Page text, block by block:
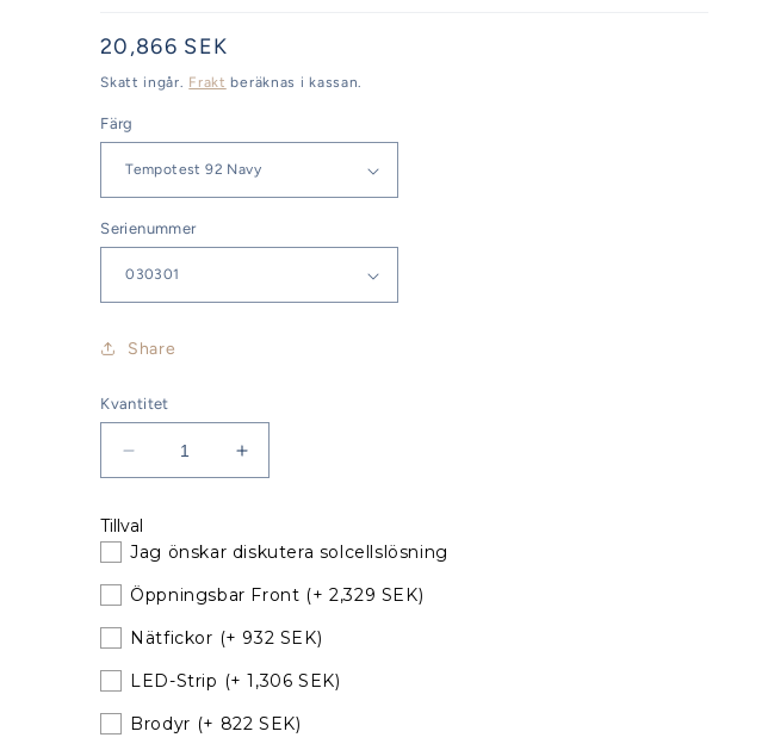
Ordinarie
pris
20,866 SEK
Skatt ingår. Frakt beräknas i kassan.
Färg
Serienummer
Share
Kvantitet
Minska
kvantitet
Jeanneau
Sun
Odyssey
37
Sprayhood
befintliga
bågar
030301
Öka
kvantitet
Sun
Odyssey
Sprayhood
befintliga
bågar
030301
Tillval
Jag önskar diskutera solcellslösning
Öppningsbar Front (+ 2,329 SEK)
Nätfickor (+ 932 SEK)
LED-Strip (+ 1,306 SEK)
Brodyr (+ 822 SEK)